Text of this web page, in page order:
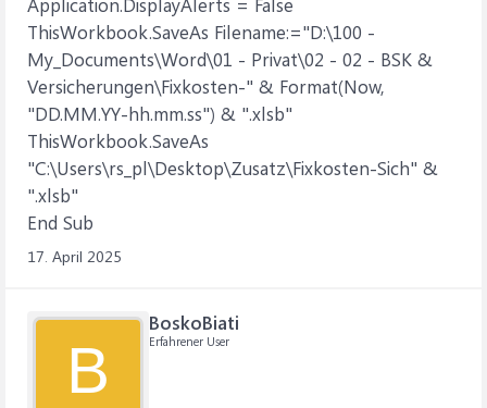
ThisWorkbook.SaveAs Filename:="D:\100 -
My_Documents\Word\01 - Privat\02 - 02 - BSK &
Versicherungen\Fixkosten-" & Format(Now,
"DD.MM.YY-hh.mm.ss") & ".xlsb"
ThisWorkbook.SaveAs
"C:\Users\rs_pl\Desktop\Zusatz\Fixkosten-Sich" &
".xlsb"
End Sub
17. April 2025
B
BoskoBiati
Erfahrener User